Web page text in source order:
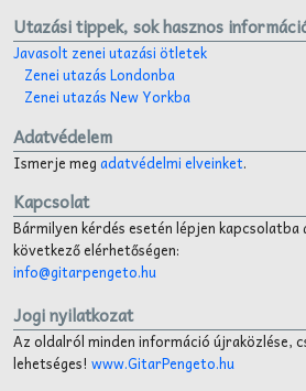
Utazási tippek, sok hasznos
Javasolt zenei utazási ötletek
Zenei utazás Londonba
Zenei utazás New Yorkba
Adatvédelem
Ismerje megadatvédelmi elveinket.
Kapcsolat
Bármilyen kérdés esetén lépjen
következő elérhetőségen:
info@gitarpengeto.hu
Jogi nyilatkozat
Az oldalról minden információ újraközlése,
lehetséges! www.GitarPengeto.hu